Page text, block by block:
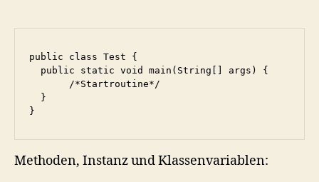
public class Test {
  public static void main(String[] args) {
       /*Startroutine*/
  }
Methoden, Instanz und Klassenvariablen: